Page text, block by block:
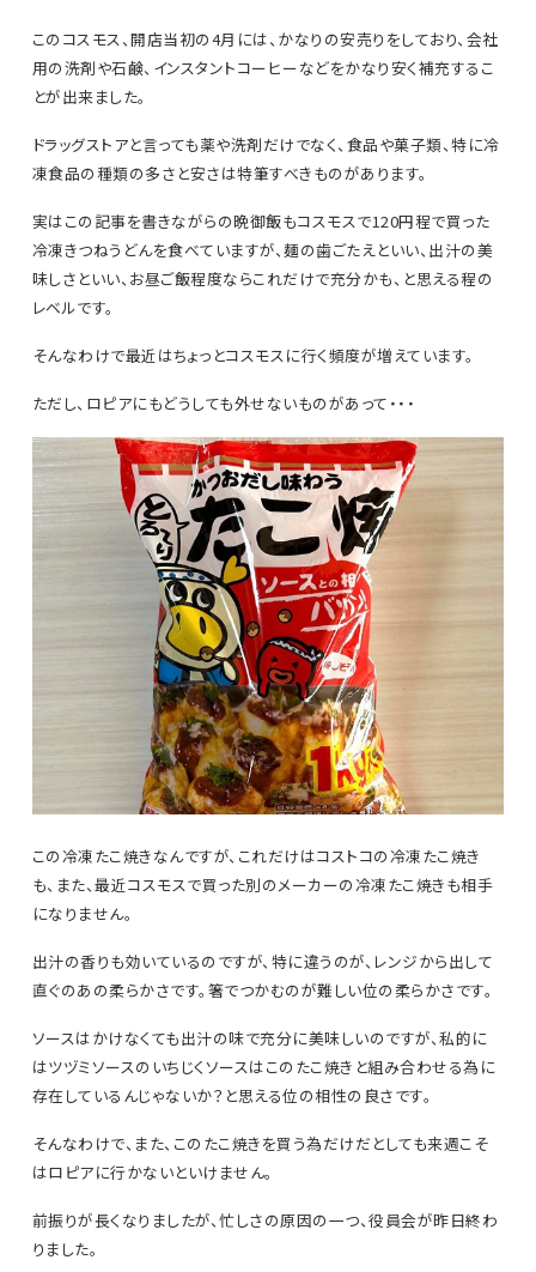
このコスモス、開店当初の4月には、かなりの安売りをしており、会社
用の洗剤や石鹸、インスタントコーヒーなどをかなり安く補充するこ
とが出来ました。
ドラッグストアと言っても薬や洗剤だけでなく、食品や菓子類、特に冷
凍食品の種類の多さと安さは特筆すべきものがあります。
実はこの記事を書きながらの晩御飯もコスモスで120円程で買った
冷凍きつねうどんを食べていますが、麺の歯ごたえといい、出汁の美
味しさといい、お昼ご飯程度ならこれだけで充分かも、と思える程の
レベルです。
そんなわけで最近はちょっとコスモスに行く頻度が増えています。
ただし、ロピアにもどうしても外せないものがあって・・・
この冷凍たこ焼きなんですが、これだけはコストコの冷凍たこ焼き
も、また、最近コスモスで買った別のメーカーの冷凍たこ焼きも相手
になりません。
出汁の香りも効いているのですが、特に違うのが、レンジから出して
直ぐのあの柔らかさです。箸でつかむのが難しい位の柔らかさです。
ソースはかけなくても出汁の味で充分に美味しいのですが、私的に
はツヅミソースのいちじくソースはこのたこ焼きと組み合わせる為に
存在しているんじゃないか？と思える位の相性の良さです。
そんなわけで、また、このたこ焼きを買う為だけだとしても来週こそ
はロピアに行かないといけません。
前振りが長くなりましたが、忙しさの原因の一つ、役員会が昨日終わ
りました。